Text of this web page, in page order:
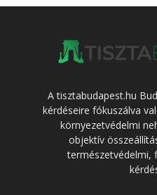
A tisztabudapest.hu
kérdéseire fókuszálva
környezetvédelmi
objektív
természetvédelmi,